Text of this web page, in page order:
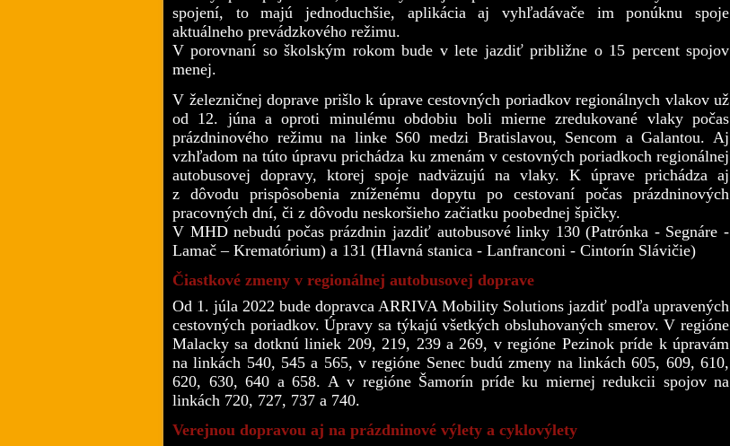
spojení, to majú jednoduchšie, aplikácia aj vyhľadávače im ponúknu spoje
aktuálneho prevádzkového režimu.
V porovnaní so školským rokom bude v lete jazdiť približne o 15 percent spojov
menej.
V železničnej doprave prišlo k úprave cestovných poriadkov regionálnych vlakov už
od 12. júna a oproti minulému obdobiu boli mierne zredukované vlaky počas
prázdninového režimu na linke S60 medzi Bratislavou, Sencom a Galantou. Aj
vzhľadom na túto úpravu prichádza ku zmenám v cestovných poriadkoch regionálnej
autobusovej dopravy, ktorej spoje nadväzujú na vlaky. K úprave prichádza aj
z dôvodu prispôsobenia zníženému dopytu po cestovaní počas prázdninových
pracovných dní, či z dôvodu neskoršieho začiatku poobednej špičky.
V MHD nebudú počas prázdnin jazdiť autobusové linky 130 (Patrónka - Segnáre -
Lamač – Krematórium) a 131 (Hlavná stanica - Lanfranconi - Cintorín Slávičie)
Čiastkové zmeny v regionálnej autobusovej doprave
Od 1. júla 2022 bude dopravca ARRIVA Mobility Solutions jazdiť podľa upravených
cestovných poriadkov. Úpravy sa týkajú všetkých obsluhovaných smerov. V regióne
Malacky sa dotknú liniek 209, 219, 239 a 269, v regióne Pezinok príde k úpravám
na linkách 540, 545 a 565, v regióne Senec budú zmeny na linkách 605, 609, 610,
620, 630, 640 a 658. A v regióne Šamorín príde ku miernej redukcii spojov na
linkách 720, 727, 737 a 740.
Verejnou dopravou aj na prázdninové výlety a cyklovýlety